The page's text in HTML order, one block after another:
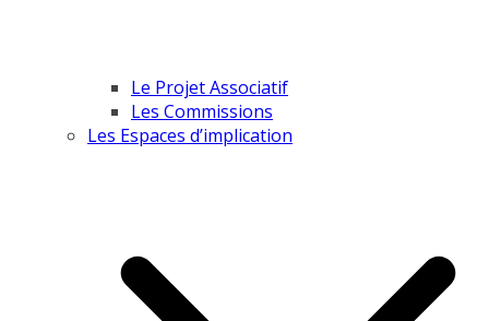
Le Projet Associatif
Les Commissions
Les Espaces d’implication